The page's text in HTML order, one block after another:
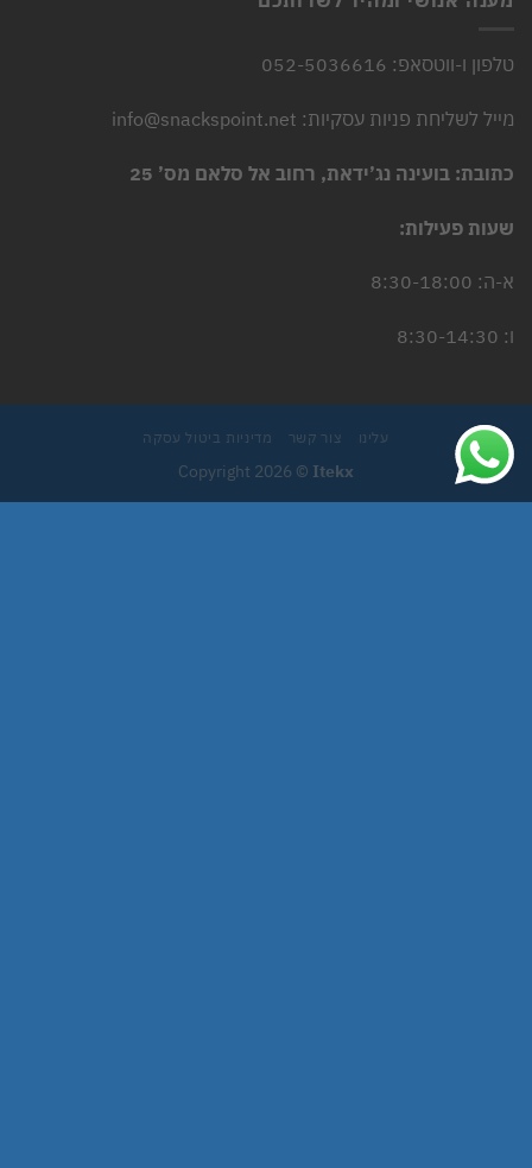
טלפון ו-ווטסאפ: 052-5036616
מייל לשליחת פניות עסקיות: info@snackspoint.net
כתובת: בועינה נג’ידאת, רחוב אל סלאם מס’ 25
שעות פעילות:
א-ה: 8:30-18:00
ו: 8:30-14:30
עלינו צור קשר מדיניות ביטול עסקה
Copyright 2026 © Itekx